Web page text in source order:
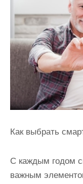
Как выбрать
С каждым годом
важным